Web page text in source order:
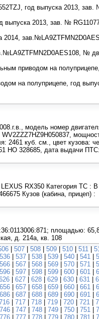
год выпуска 2013, зав.
выпуска 2013, зав. №
2014,
№
приводом на
на полуприцепе, год
модель номер
2461 куб. см., цвет кузова:
НО 328685, дата выдачи ПТС:
RX350 Категория ТС : B
Кузов (кабина, прицеп) :
площадью:
д. 214а, кв. 108
| 507 | 508 | 509 | 510 | 511 |
536 | 537 | 538 | 539 | 540 | 541 |
566 | 567 | 568 | 569 | 570 | 571 |
596 | 597 | 598 | 599 | 600 | 601 |
| 627 | 628 | 629 | 630 | 631 |
656 | 657 | 658 | 659 | 660 | 661 |
686 | 687 | 688 | 689 | 690 | 691 |
| 717 | 718 | 719 | 720 | 721 |
746 | 747 | 748 | 749 | 750 | 751 |
776 | 777 | 778 | 779 | 780 | 781 |